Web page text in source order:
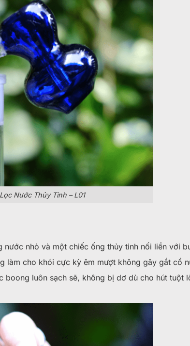
Nước Thủy Tinh – L01
nhỏ và một chiếc ống thủy tinh nối liền với
làm cho khói cực kỳ êm mượt không gây gắt cổ
luôn sạch sẽ, không bị dơ dù cho hút tuột